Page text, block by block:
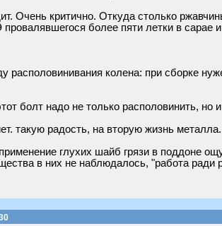
Очень критично. Откуда столько
провалявшегося более пяти летки в
располовинивания колена: при сборке
болт надо не только располовинить, но
такую радость, на вторую жизнь
глухих шайб грязи в поддоне
в них не наблюдалось, "работа ради